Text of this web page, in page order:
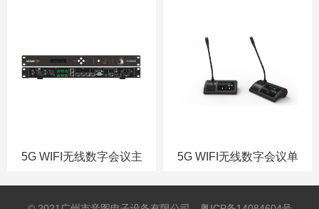
5G WIFI无线数字会议主
机 DCS9000
5G WIFI无线数字会议单
元 DCS900A/900B